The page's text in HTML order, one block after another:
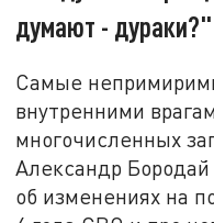
думают - дураки?"
Самые
внутренними
многочисленных
Александр
об изменениях на